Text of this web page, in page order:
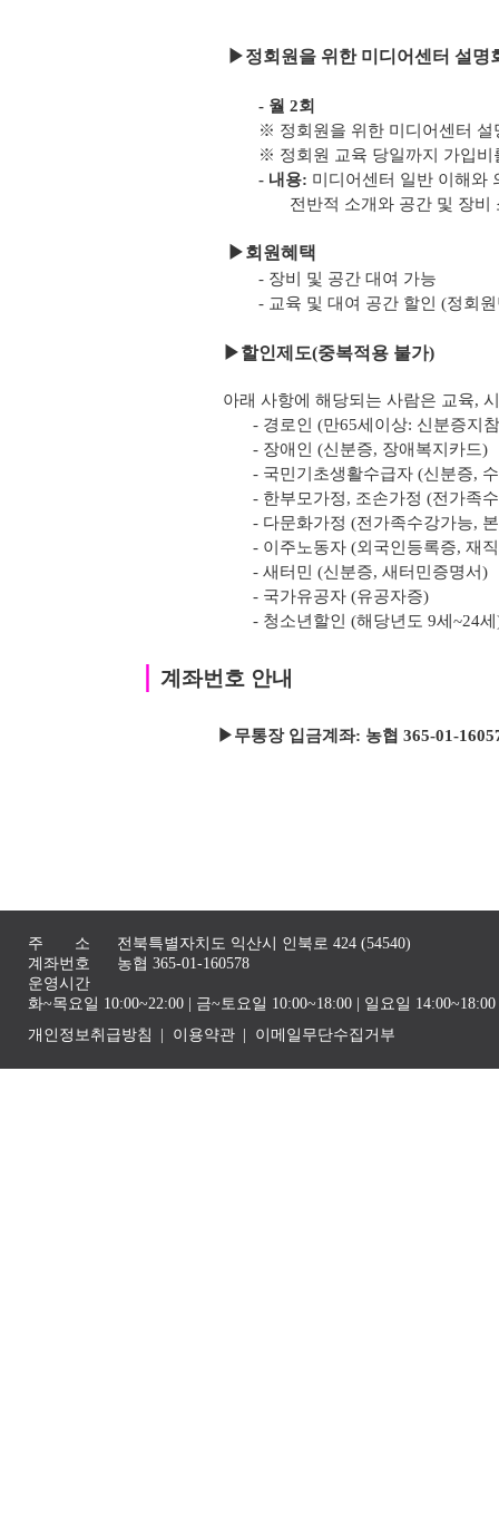
▶정회원을 위한 미디어센터 설명
- 월 2회
※ 정회원을 위한 미디어센터 설
※ 정회원 교육 당일까지 가입비
- 내용: 미디어센터 일반 이해와
전반적 소개와 공간 및 장
▶회원혜택
- 장비 및 공간 대여 가능
- 교육 및 대여 공간 할인 (정회
▶할인제도(중복적용 불가)
아래 사항에 해당되는 사람은 교육,
- 경로인 (만65세이상: 신분증지
- 장애인 (신분증, 장애복지카드)
- 국민기초생활수급자 (신분증,
- 한부모가정, 조손가정 (전가족
- 다문화가정 (전가족수강가능,
- 이주노동자 (외국인등록증, 재
- 새터민 (신분증, 새터민증명서)
- 국가유공자 (유공자증)
- 청소년할인 (해당년도 9세~24
계좌번호 안내
▶무통장 입금계좌: 농협 365-01-
주 소
전북특별자치도 익산시 인북로 424 (54540)
계좌번호
농협 365-01-160578
운영시간
화~목요일 10:00~22:00 | 금~토요일 10:00~18:00 | 일요일
개인정보취급방침
이용약관 이메일무단수집거부